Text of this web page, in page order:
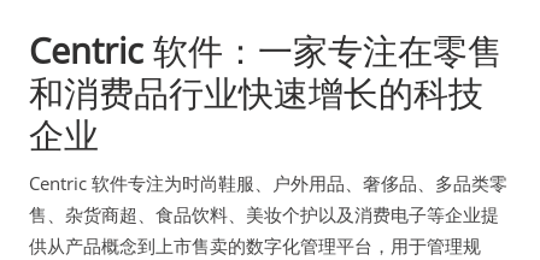
Centric 软件：一家专注在零售
和消费品行业快速增长的科技
企业
Centric 软件专注为时尚鞋服、户外用品、奢侈品、多品类零
售、杂货商超、食品饮料、美妆个护以及消费电子等企业提
供从产品概念到上市售卖的数字化管理平台，用于管理规